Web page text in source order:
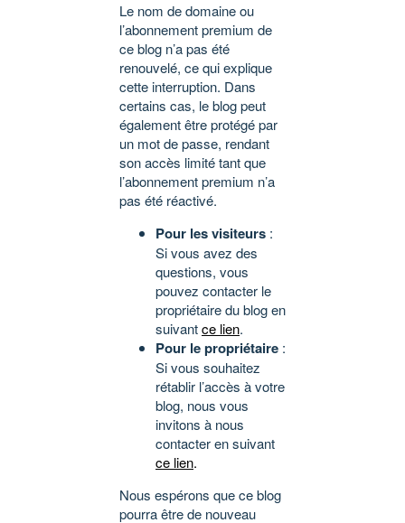
Le nom de domaine ou
l’abonnement premium de
ce blog n’a pas été
renouvelé, ce qui explique
cette interruption. Dans
certains cas, le blog peut
également être protégé par
un mot de passe, rendant
son accès limité tant que
l’abonnement premium n’a
pas été réactivé.
Pour les visiteurs :
Si vous avez des
questions, vous
pouvez contacter le
propriétaire du blog en
suivantce lien.
Pour le propriétaire :
Si vous souhaitez
rétablir l’accès à votre
blog, nous vous
invitons à nous
contacter en suivant
ce lien.
Nous espérons que ce blog
pourra être de nouveau